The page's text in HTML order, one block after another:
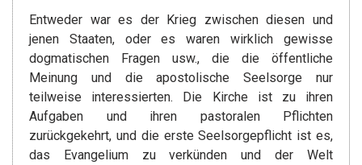
Entweder war es der Krieg zwischen diesen und
jenen Staaten, oder es waren wirklich gewisse
dogmatischen Fragen usw., die die öffentliche
Meinung und die apostolische Seelsorge nur
teilweise interessierten. Die Kirche ist zu ihren
Aufgaben und ihren pastoralen Pflichten
zurückgekehrt, und die erste Seelsorgepflicht ist es,
das Evangelium zu verkünden und der Welt